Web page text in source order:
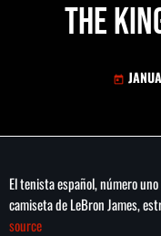
LA CAMPESINA
LA CAMPESINA
play_arrow LA CAMPESINA
play_arrow LA CAMPESINA
The
today
El tenista español, número
camiseta de LeBron James,
source